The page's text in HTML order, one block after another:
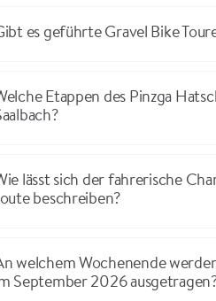
es geführte Gravel Bike
Etappen des Pinzga
lässt sich der fahrerische
beschreiben?
welchem Wochenende
September 2026